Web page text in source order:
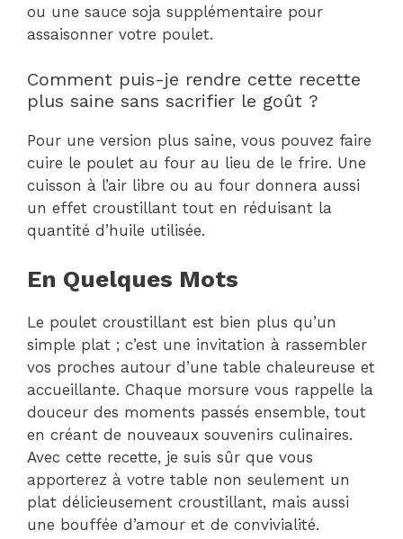
ou une sauce soja supplémentaire pour
assaisonner votre poulet.
Comment puis-je rendre cette recette
plus saine sans sacrifier le goût ?
Pour une version plus saine, vous pouvez faire
cuire le poulet au four au lieu de le frire. Une
cuisson à l’air libre ou au four donnera aussi
un effet croustillant tout en réduisant la
quantité d’huile utilisée.
En Quelques Mots
Le poulet croustillant est bien plus qu’un
simple plat ; c’est une invitation à rassembler
vos proches autour d’une table chaleureuse et
accueillante. Chaque morsure vous rappelle la
douceur des moments passés ensemble, tout
en créant de nouveaux souvenirs culinaires.
Avec cette recette, je suis sûr que vous
apporterez à votre table non seulement un
plat délicieusement croustillant, mais aussi
une bouffée d’amour et de convivialité.